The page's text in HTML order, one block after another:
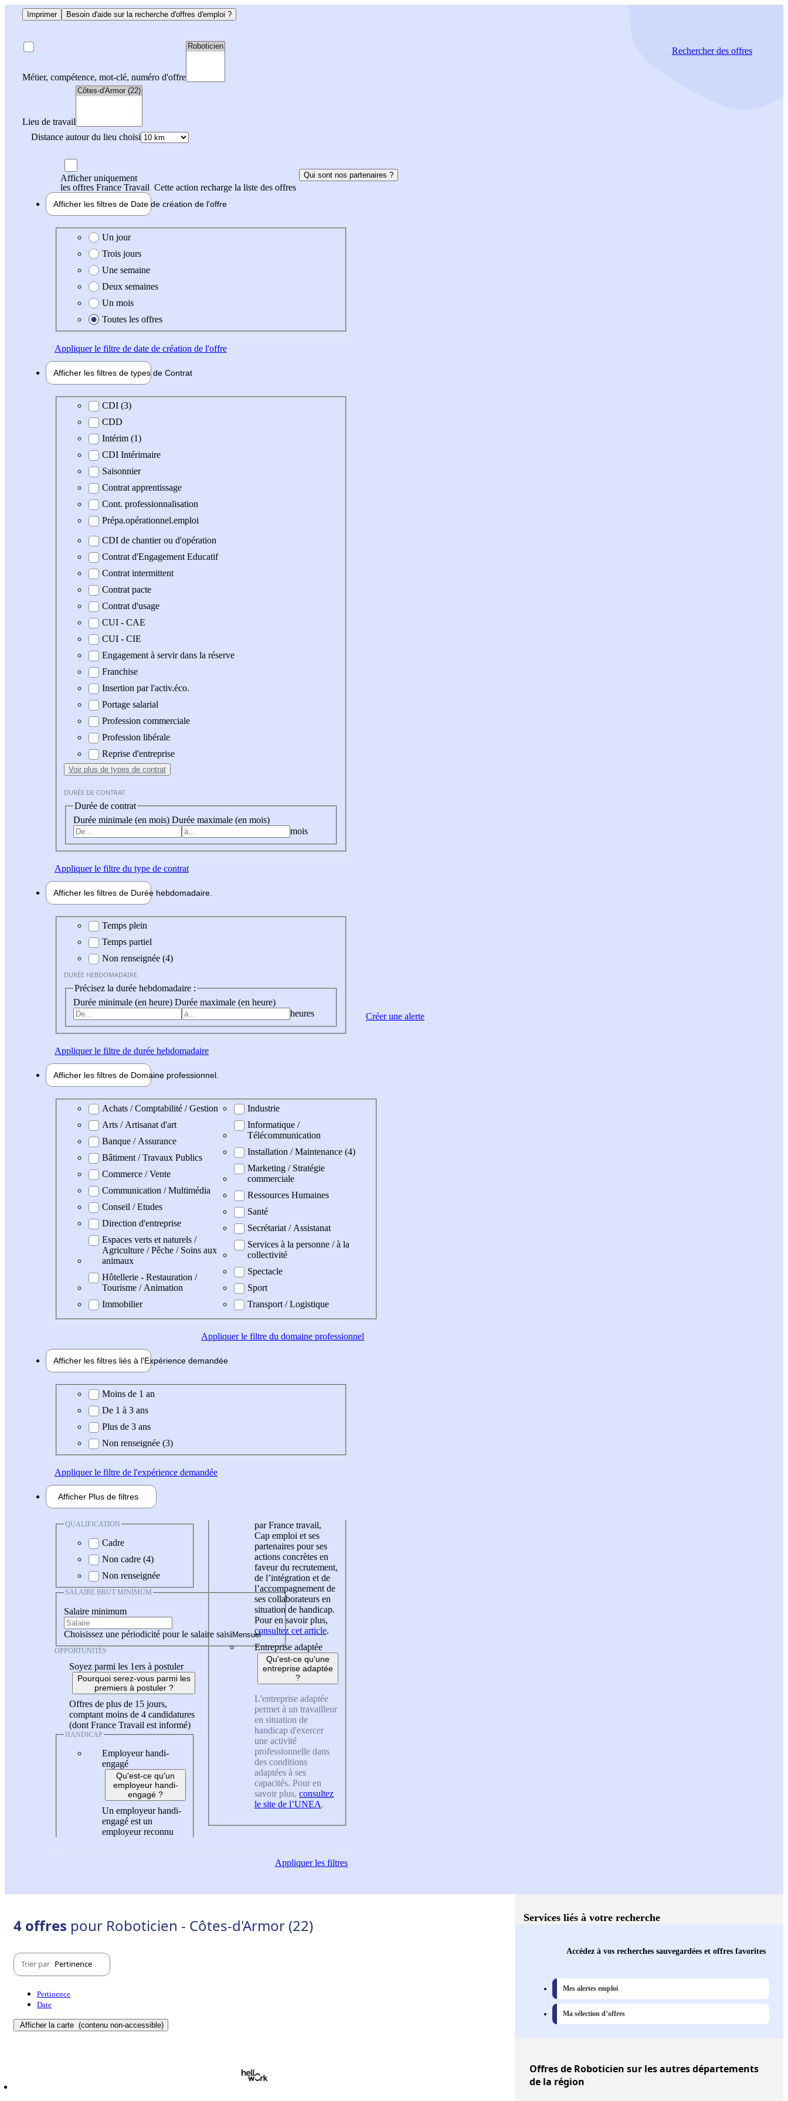
Imprimer Besoin d'aide sur la recherche d'offres d'emploi ?
Métier, compétence, mot-clé, numéro d'offre
Lieu de travail
Distance autour du lieu choisi
Rechercherdes offres
Afficher uniquement
les offres France Travail Cette action recharge la liste des offres
Qui sont nos partenaires ?
Afficher les filtres de Date de création de l'offre
Date de création de l'offre
Un jour
Trois jours
Une semaine
Deux semaines
Un mois
Toutes les offres
Appliquerle filtre de date de création de l'offre
Afficher les filtres de types de Contrat
Type de contrat
CDI (3)
CDD
Intérim (1)
CDI Intérimaire
Saisonnier
Contrat apprentissage
Cont. professionnalisation
Prépa.opérationnel.emploi
CDI de chantier ou d'opération
Contrat d'Engagement Educatif
Contrat intermittent
Contrat pacte
Contrat d'usage
CUI - CAE
CUI - CIE
Engagement à servir dans la réserve
Franchise
Insertion par l'activ.éco.
Portage salarial
Profession commerciale
Profession libérale
Reprise d'entreprise
Voir plus de types de contrat
DURÉE DE CONTRAT
Durée de contrat
Durée minimale (en mois) Durée maximale (en mois)
mois
Appliquerle filtre du type de contrat
Afficher les filtres de Durée hebdomadaire
Durée hebdomadaire
Temps plein
Temps partiel
Non renseignée (4)
DURÉE HEBDOMADAIRE
Précisez la durée hebdomadaire :
Durée minimale (en heure) Durée maximale (en heure)
heures
Appliquerle filtre de durée hebdomadaire
Afficher les filtres de Domaine professionnel
Domaine professionel
Achats / Comptabilité / Gestion
Arts / Artisanat d'art
Banque / Assurance
Bâtiment / Travaux Publics
Commerce / Vente
Communication / Multimédia
Conseil / Etudes
Direction d'entreprise
Espaces verts et naturels /
Agriculture / Pêche / Soins aux
animaux
Hôtellerie - Restauration /
Tourisme / Animation
Immobilier
Industrie
Informatique /
Télécommunication
Installation / Maintenance (4)
Marketing / Stratégie
commerciale
Ressources Humaines
Santé
Secrétariat / Assistanat
Services à la personne / à la
collectivité
Spectacle
Sport
Transport / Logistique
Appliquerle filtre du domaine professionnel
Afficher les filtres liés à l'Expérience demandée
Expérience demandée
Moins de 1 an
De 1 à 3 ans
Plus de 3 ans
Non renseignée (3)
Appliquerle filtre de l'expérience demandée
Afficher Plus de filtres
QUALIFICATION
Cadre
Non cadre (4)
Non renseignée
SALAIRE BRUT MINIMUM
Salaire minimum
Choisissez une périodicité pour le salaire saisi
OPPORTUNITÉS
Soyez parmi les 1ers à postuler
Pourquoi serez-vous parmi les
premiers à postuler ?
Offres de plus de 15 jours,
comptant moins de 4 candidatures
(dont France Travail est informé)
HANDICAP
Employeur handi-
engagé
Qu'est-ce qu'un
employeur handi-
engagé ?
Un employeur handi-
engagé est un
employeur reconnu
par France travail,
Cap emploi et ses
partenaires pour ses
actions concrètes en
faveur du recrutement,
de l’intégration et de
l’accompagnement de
ses collaborateurs en
situation de handicap.
Pour en savoir plus,
consultez cet article.
Entreprise adaptée
Qu'est-ce qu'une
entreprise adaptée
?
L'entreprise adaptée
permet à un travailleur
en situation de
handicap d'exercer
une activité
professionnelle dans
des conditions
adaptées à ses
capacités. Pour en
savoir plus, consultez
le site de l’UNEA.
Appliquerles filtres
Créer une alerte
4 offres pour Roboticien - Côtes-d'Armor (22)
Trier par Pertinence
Pertinence
Date
Afficher la carte (contenu non-accessible)
Services liés à votre recherche
Accédez à vos recherches sauvegardées et offres favorites
Mes alertes emploi
Ma sélection d’offres
Offresde Roboticien sur les autres départements
de la région